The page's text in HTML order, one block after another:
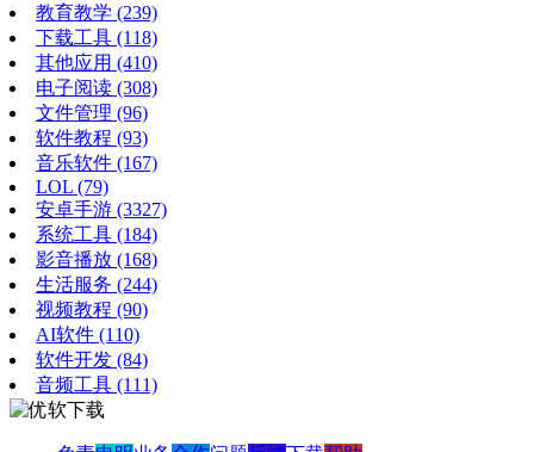
教育教学 (239)
下载工具 (118)
其他应用 (410)
电子阅读 (308)
文件管理 (96)
软件教程 (93)
音乐软件 (167)
LOL (79)
安卓手游 (3327)
系统工具 (184)
影音播放 (168)
生活服务 (244)
视频教程 (90)
AI软件 (110)
软件开发 (84)
音频工具 (111)